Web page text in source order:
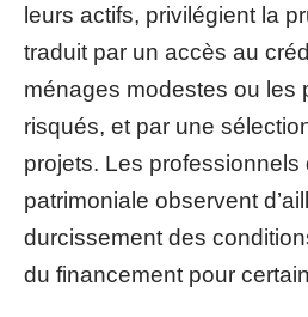
leurs actifs, privilégient la
traduit par un accès au
ménages modestes ou les
risqués, et par une
projets. Les professionnels
patrimoniale observent
durcissement des
du financement pour